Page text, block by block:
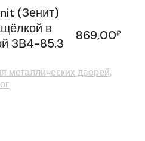
(Зенит)
в
ЗВ4-85.3
869,00₽
металлических дверей